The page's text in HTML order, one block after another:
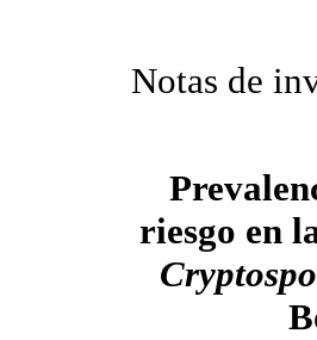
Notas de
riesgo en